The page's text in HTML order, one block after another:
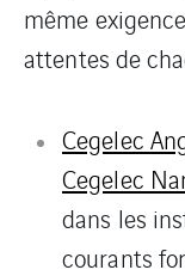
même
attentes de
Cegelec
Cegelec
dans les
courants